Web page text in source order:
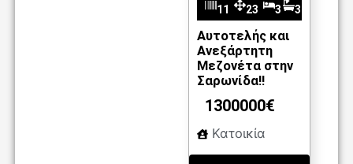
11
03
23
0
m
2
3 3
Αυτοτελής και
Ανεξάρτητη
Μεζονέτα στην
Σαρωνίδα!!
1300000€
Κατοικία